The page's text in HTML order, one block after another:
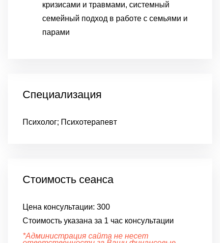
кризисами и травмами, системный
семейный подход в работе с семьями и
парами
Специализация
Психолог; Психотерапевт
Стоимость сеанса
Цена консультации: 300
Стоимость указана за 1 час консультации
*Администрация сайта не несет